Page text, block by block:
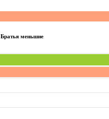
Братья меньшие